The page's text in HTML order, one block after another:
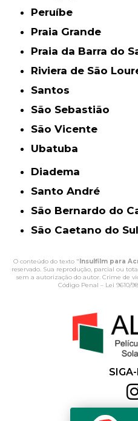
Peruíbe
Praia Grande
Praia da Barra do
Riviera de São
Santos
São Sebastião
São Vicente
Ubatuba
Diadema
Santo André
São Bernardo do
São Caetano do Sul
O conteúdo do texto " Insulfilm para
reservado. Sua reprodução, parcial ou
sem a autorização do autor. Crime de
Código Penal – Lei 9610/